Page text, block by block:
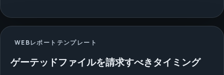
WEBレポートテンプレート
ゲーテッドファイルを請求すべきタイミング